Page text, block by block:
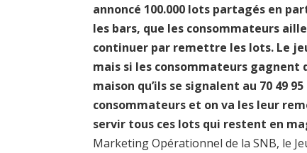
annoncé 100.000 lots partagés en
les bars, que les consommateurs
continuer par remettre les lots. Le
mais si les consommateurs gagnent
maison qu’ils se signalent au 70 49
consommateurs et on va les leur
servir tous ces lots qui restent en
Marketing Opérationnel de la SNB, le